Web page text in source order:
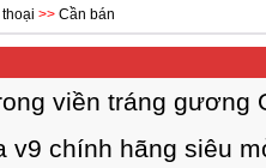
>> Cần bán
viền tráng gương
v9 chính hãng siêu